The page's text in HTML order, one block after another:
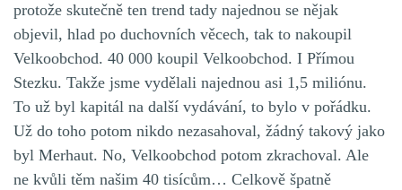
protože skutečně ten trend tady najednou se nějak
objevil, hlad po duchovních věcech, tak to nakoupil
Velkoobchod. 40 000 koupil Velkoobchod. I Přímou
Stezku. Takže jsme vydělali najednou asi 1,5 miliónu.
To už byl kapitál na další vydávání, to bylo v pořádku.
Už do toho potom nikdo nezasahoval, žádný takový jako
byl Merhaut. No, Velkoobchod potom zkrachoval. Ale
ne kvůli těm našim 40 tisícům… Celkově špatně